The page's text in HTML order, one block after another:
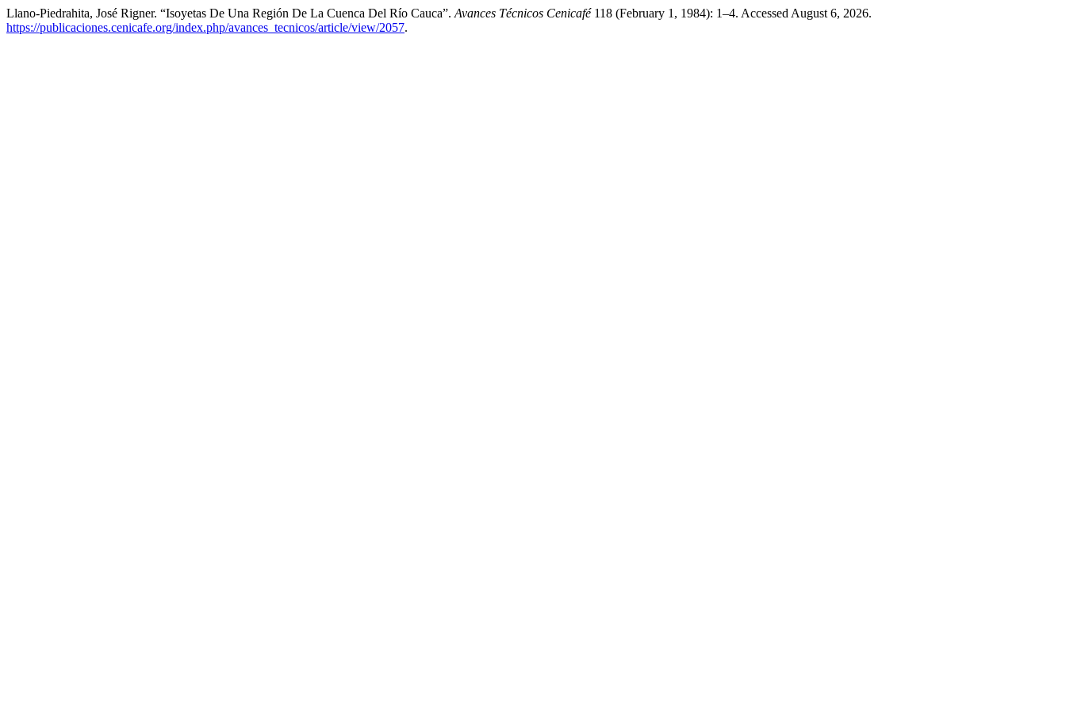
Llano-Piedrahita, José Rigner. “Isoyetas De Una Región De La Cuenca Del Río Cauca”. Avances Técnicos Cenicafé118 (February 1, 1984): 1–4. Accessed August 6, 2026.
https://publicaciones.cenicafe.org/index.php/avances_tecnicos/article/view/2057.